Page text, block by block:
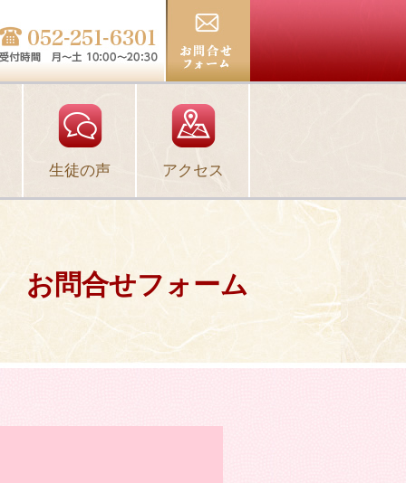
生徒の声 アクセス
お問合せフォーム